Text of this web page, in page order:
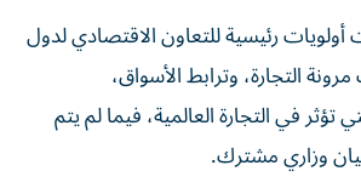
رئيسية للتعاون الاقتصادي لدول
التجارة، وترابط الأسواق،
تؤثر في التجارة العالمية، فيما لم يتم
وزاري مشترك.